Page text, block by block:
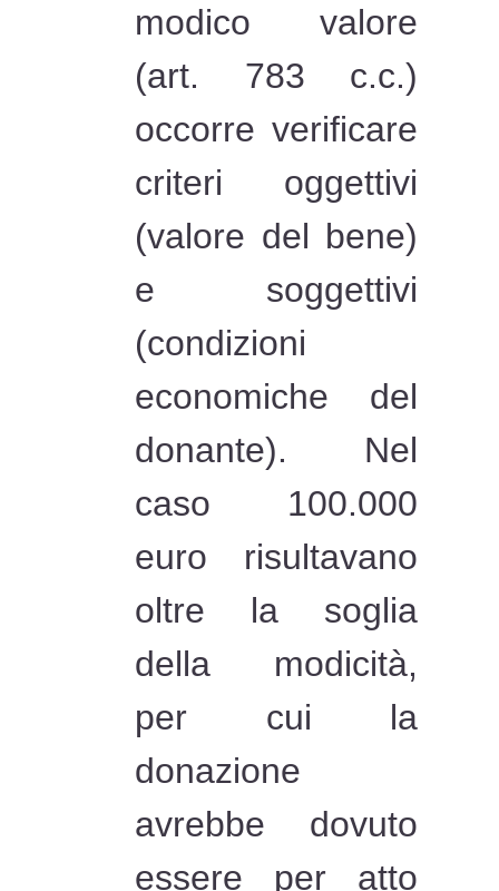
modico valore
(art. 783 c.c.)
occorre verificare
criteri oggettivi
(valore del bene)
e soggettivi
(condizioni
economiche del
donante). Nel
caso 100.000
euro risultavano
oltre la soglia
della modicità,
per cui la
donazione
avrebbe dovuto
essere per atto